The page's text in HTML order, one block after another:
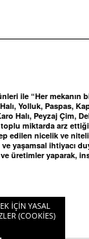
ile “Her mekanın
Yolluk, Paspas,
Karo Halı, Peyzaj
miktarda arz
edilen nicelik ve
ve yaşamsal ihtiyacı
üretimler yaparak,
IÇIN YASAL
(COOKIES)